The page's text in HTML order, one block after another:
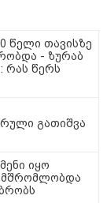
დიდი
შესაძლოა,
კამერა
წელი თავისზე
- ზურაბ
რას წერს
გათიშვა
იყო